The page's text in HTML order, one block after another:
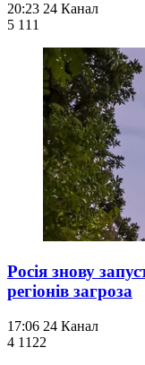
20:23 24 Канал
5 111
Росія знову
регіонів загроза
17:06 24 Канал
4 1122